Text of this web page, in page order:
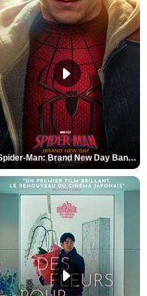
Spider-Man: Brand New Day Bande-annonce VO STFR